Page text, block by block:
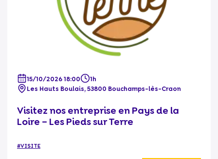
15/10/2026 18:00
1h
Les Hauts Boulais, 53800 Bouchamps-lès-Craon
Visitez nos entreprise en Pays de la
Loire – Les Pieds sur Terre
#VISITE